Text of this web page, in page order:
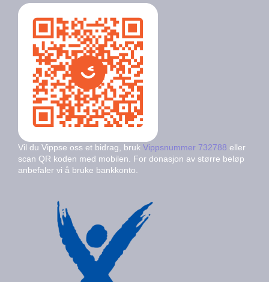
Vil du Vippse oss et bidrag, bruk Vippsnummer 732788 eller
scan QR koden med mobilen. For donasjon av større beløp
anbefaler vi å bruke bankkonto.